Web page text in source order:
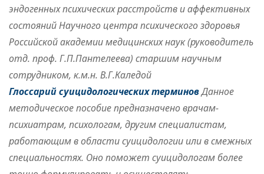
эндогенных психических расстройств и аффективных
состояний Научного центра психического здоровья
Российской академии медицинских наук (руководитель
отд. проф. Г.П.Пантелеева) старшим научным
сотрудником, к.м.н. В.Г.Каледой
Глоссарий суицидологических терминовДанное
методическое пособие предназначено врачам-
психиатрам, психологам, другим специалистам,
работающим в области суицидологии или в смежных
специальностях. Оно поможет суицидологам более